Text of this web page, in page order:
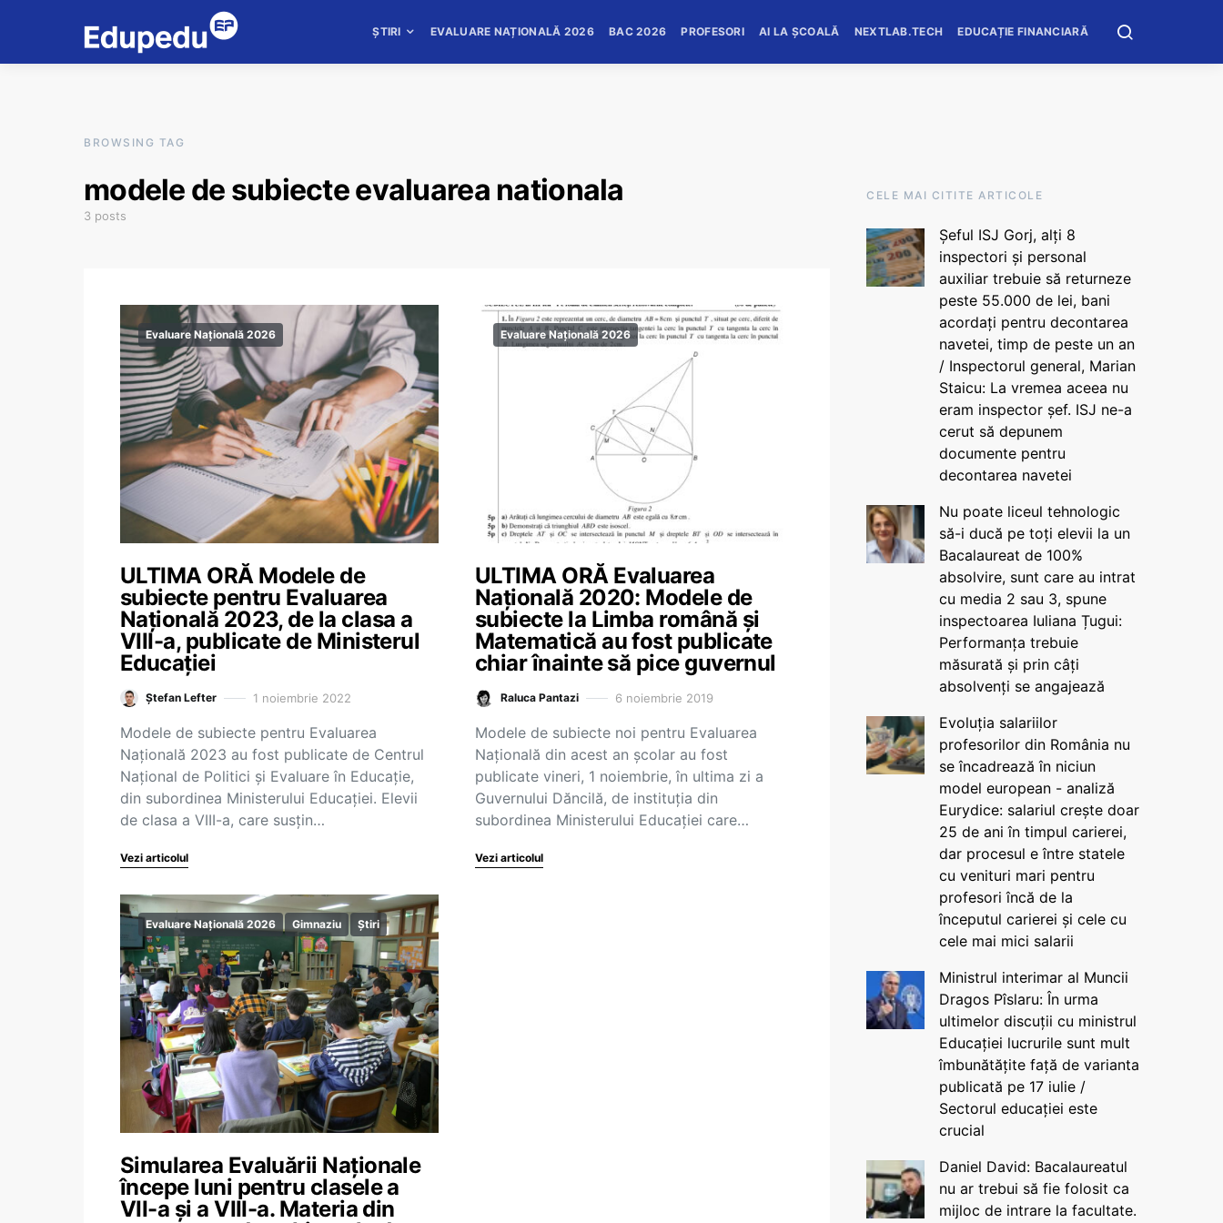
ȘTIRI EVALUARE NAȚIONALĂ 2026 BAC 2026 PROFESORI AI LA ȘCOALĂ NEXTLAB.TECH EDUCAȚIE FINANCIARĂ
BROWSING TAG
modele de subiecte evaluarea nationala
3 posts
Evaluare Națională 2026
ULTIMA ORĂ Modele de
subiecte pentru Evaluarea
Națională 2023, de la clasa a
VIII-a, publicate de Ministerul
Educației
Ștefan Lefter 1 noiembrie 2022
Modele de subiecte pentru Evaluarea
Națională 2023 au fost publicate de Centrul
Național de Politici și Evaluare în Educație,
din subordinea Ministerului Educației. Elevii
de clasa a VIII-a, care susțin…
Vezi articolul
Evaluare Națională 2026
ULTIMA ORĂ Evaluarea
Națională 2020: Modele de
subiecte la Limba română și
Matematică au fost publicate
chiar înainte să pice guvernul
Raluca Pantazi 6 noiembrie 2019
Modele de subiecte noi pentru Evaluarea
Națională din acest an școlar au fost
publicate vineri, 1 noiembrie, în ultima zi a
Guvernului Dăncilă, de instituția din
subordinea Ministerului Educației care…
Vezi articolul
Evaluare Națională 2026 Gimnaziu Știri
Simularea Evaluării Naționale
începe luni pentru clasele a
VII-a și a VIII-a. Materia din
CELE MAI CITITE ARTICOLE
Șeful ISJ Gorj, alți 8
inspectori și personal
auxiliar trebuie să returneze
peste 55.000 de lei, bani
acordați pentru decontarea
navetei, timp de peste un an
/ Inspectorul general, Marian
Staicu: La vremea aceea nu
eram inspector șef. ISJ ne-a
cerut să depunem
documente pentru
decontarea navetei
Nu poate liceul tehnologic
să-i ducă pe toți elevii la un
Bacalaureat de 100%
absolvire, sunt care au intrat
cu media 2 sau 3, spune
inspectoarea Iuliana Țugui:
Performanța trebuie
măsurată și prin câți
absolvenți se angajează
Evoluția salariilor
profesorilor din România nu
se încadrează în niciun
model european - analiză
Eurydice: salariul crește doar
25 de ani în timpul carierei,
dar procesul e între statele
cu venituri mari pentru
profesori încă de la
începutul carierei și cele cu
cele mai mici salarii
Ministrul interimar al Muncii
Dragos Pîslaru: În urma
ultimelor discuții cu ministrul
Educației lucrurile sunt mult
îmbunătățite față de varianta
publicată pe 17 iulie /
Sectorul educației este
crucial
Daniel David: Bacalaureatul
nu ar trebui să fie folosit ca
mijloc de intrare la facultate.